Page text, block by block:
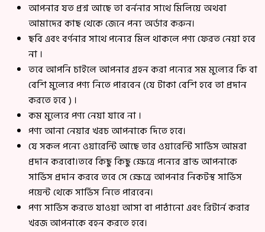
আপনার যত প্রশ্ন আছে তা বর্ননার সাথে মিলিয়ে অথবা
আমাদের কাছ থেকে জেনে পন্য অর্ডার করুন।
ছবি এবং বর্ণনার সাথে পন্যের মিল থাকলে পণ্য ফেরত নেয়া হবে
না ।
তবে আপনি চাইলে আপনার গ্রহন করা পন্যের সম মুল্যের কি বা
বেশি মুল্যের পণ্য নিতে পারবেন (যে টাকা বেশি হবে তা প্রদান
করতে হবে ) ।
কম মুল্যের পণ্য নেয়া যাবে না ।
পণ্য আনা নেয়ার খরচ আপনাকে দিতে হবে।
যে সকল পন্যে ওয়ারেন্টি আছে তার ওয়ারেন্টি সার্ভিস আমরা
প্রদান করবো।তবে কিছু কিছু ক্ষেত্রে পন্যের ব্রান্ড আপনাকে
সার্ভিস প্রদান করবে তবে সে ক্ষেত্রে আপনার নিকটস্থ সার্ভিস
পয়েন্ট থেকে সার্ভিস নিতে পারবেন।
পণ্য সার্ভিস করতে যাওয়া আসা বা পাঠানো এবং রিটার্ন করার
খরজ আপনাকে বহন করতে হবে।